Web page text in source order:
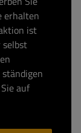
erhalten
ist
selbst
auf